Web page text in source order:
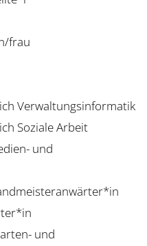
frau
Verwaltungsinformatik
Soziale Arbeit
und
und